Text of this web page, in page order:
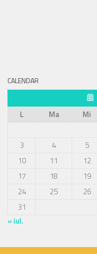
CALENDAR
L
Ma Mi
3
4 5
10
11 12
17
18 19
24
25 26
31
« iul.